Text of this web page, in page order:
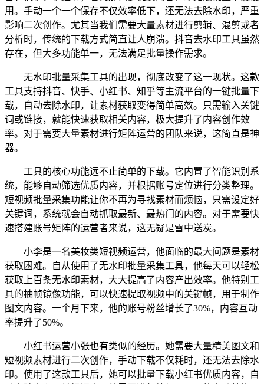
用。手动一个一个保存不仅效率低下，还无法去除水印，严重
影响二次创作。尤其当我们需要大量素材进行剪辑、混剪或者
分析时，传统的下载方式简直让人崩溃。抖音去水印工具虽然
存在，但大多功能单一，无法满足批量操作需求。
无水印批量采集工具的出现，彻底改变了这一现状。这款
工具支持抖音、快手、小红书、知乎等主流平台的一键批量下
载，自动去除水印，让素材获取变得简单高效。只需输入关键
词或链接，就能快速获取相关内容，极大提升了内容创作效
率。对于需要大量素材进行矩阵运营的团队来说，这简直是神
器。
工具的核心功能远不止简单的下载。它内置了智能识别系
统，能够自动筛选优质内容，并根据账号定位进行分类整理。
短视频批量采集功能让你不再为寻找素材而烦恼，只需设定好
关键词，系统就会自动抓取最新、最热门的内容。对于需要快
速搭建账号矩阵的运营者来说，这无疑是雪中送炭。
小李是一名美妆类短视频运营，他面临的最大问题是素材
获取困难。自从使用了无水印批量采集工具，他每天可以轻松
获取上百条无水印素材，大大提高了内容产出效率。他特别工
具的抽帧镜像功能，可以快速提取视频中的关键帧，用于制作
图文内容。一个月下来，他的账号粉丝增长了30%，内容互动
率提升了50%。
小红书运营小张也有类似的经历。她需要大量精美图文和
短视频素材进行二次创作，手动下载不仅耗时，还无法去除水
印。使用了这款工具后，她可以批量下载小红书优质内容，自